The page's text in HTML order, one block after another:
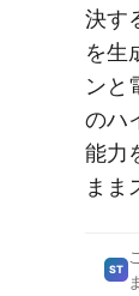
決す
を生
ンと
のハ
能力
まま
ST